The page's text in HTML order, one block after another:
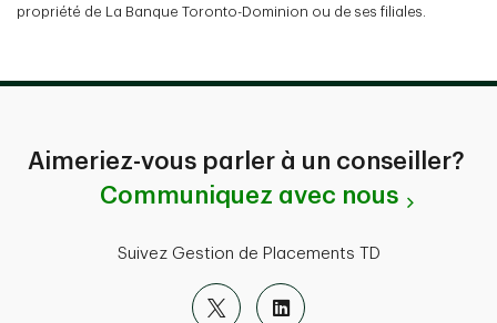
propriété de La Banque Toronto-Dominion ou de ses filiales.
Aimeriez-vous parler à un conseiller?
Communiquez avec nous
Suivez Gestion de Placements TD